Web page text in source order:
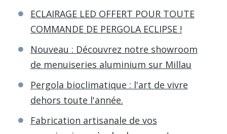
ECLAIRAGE LED OFFERT POUR TOUTE
COMMANDE DE PERGOLA ECLIPSE !
Nouveau : Découvrez notre showroom
de menuiseries aluminium sur Millau
Pergola bioclimatique : l'art de vivre
dehors toute l'année.
Fabrication artisanale de vos